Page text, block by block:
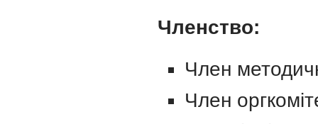
Членство:
Член
Член